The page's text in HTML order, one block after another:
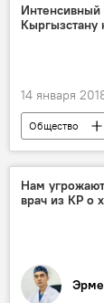
Интенсивный
Кыргызстану
14 января
Общество
снег
погода в
Нам
врач из КР о